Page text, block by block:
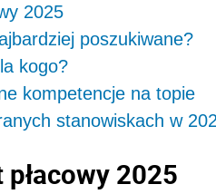
2025
poszukiwane?
kogo?
kompetencje na topie
stanowiskach w
2025